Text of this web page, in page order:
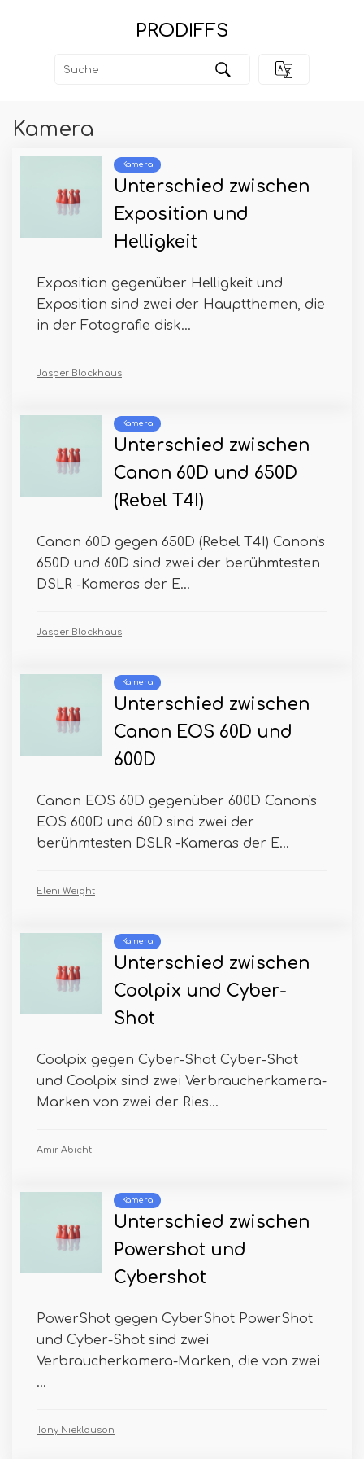
PRODIFFS
Kamera
Kamera
Unterschied zwischen
Exposition und
Helligkeit
Exposition gegenüber Helligkeit und
Exposition sind zwei der Hauptthemen, die
in der Fotografie disk...
Jasper Blockhaus
Kamera
Unterschied zwischen
Canon 60D und 650D
(Rebel T4I)
Canon 60D gegen 650D (Rebel T4I) Canon's
650D und 60D sind zwei der berühmtesten
DSLR -Kameras der E...
Jasper Blockhaus
Kamera
Unterschied zwischen
Canon EOS 60D und
600D
Canon EOS 60D gegenüber 600D Canon's
EOS 600D und 60D sind zwei der
berühmtesten DSLR -Kameras der E...
Eleni Weight
Kamera
Unterschied zwischen
Coolpix und Cyber-
Shot
Coolpix gegen Cyber-Shot Cyber-Shot
und Coolpix sind zwei Verbraucherkamera-
Marken von zwei der Ries...
Amir Abicht
Kamera
Unterschied zwischen
Powershot und
Cybershot
PowerShot gegen CyberShot PowerShot
und Cyber-Shot sind zwei
Verbraucherkamera-Marken, die von zwei
...
Tony Nieklauson